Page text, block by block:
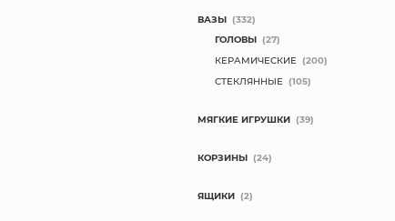
ВАЗЫ (332)
ГОЛОВЫ (27)
КЕРАМИЧЕСКИЕ (200)
СТЕКЛЯННЫЕ (105)
МЯГКИЕ ИГРУШКИ (39)
КОРЗИНЫ (24)
ЯЩИКИ (2)